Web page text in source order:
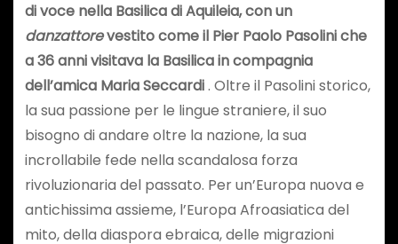
di voce nella Basilica di Aquileia, con un
danzattorevestito come il Pier Paolo Pasolini che
a 36 anni visitava la Basilica in compagnia
dell’amica Maria Seccardi. Oltre il Pasolini storico,
la sua passione per le lingue straniere, il suo
bisogno di andare oltre la nazione, la sua
incrollabile fede nella scandalosa forza
rivoluzionaria del passato. Per un’Europa nuova e
antichissima assieme, l’Europa Afroasiatica del
mito, della diaspora ebraica, delle migrazioni